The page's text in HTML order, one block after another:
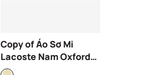
Copy of Áo Sơ Mi
Lacoste Nam Oxford
Dáng Regular CH1917-